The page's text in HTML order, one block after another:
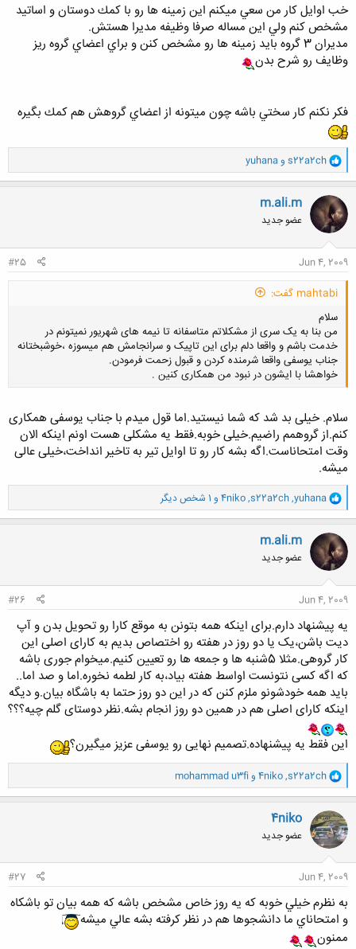
خب اوايل كار من سعي ميكنم اين زمينه ها رو با كمك دوستان و اساتيد
مشخص كنم ولي اين مساله صرفا وظيفه مديرا هستش.
مديران 3 گروه بايد زمينه ها رو مشخص كنن و براي اعضاي گروه ريز
وظايف رو شرح بدن
فكر نكنم كار سختي باشه چون ميتونه از اعضاي گروهش هم كمك بگيره
و
ا
ک
ن
ش
ه
ا
s22a2ch وyuhana
m.ali.m
عضو جدید
Jun 4, 2009
#25
mahtabi گفت:
سلام
من بنا به یک سری از مشکلاتم متاسفانه تا نیمه های شهریور نمیتونم در
خدمت باشم و واقعا دلم برای این تاپیک و سرانجامش هم میسوزه ،خوشبختانه
جناب یوسفی واقعا شرمنده کردن و قبول زحمت فرمودن.
خواهشا با ایشون در نبود من همکاری کنین .
کلیک کنید تا باز شود...
سلام. خیلی بد شد که شما نیستید.اما قول میدم با جناب یوسفی همکاری
کنم.از گروهمم راضیم.خیلی خوبه.فقط یه مشکلی هست اونم اینکه الان
وقت امتحاناست.اگه بشه کار رو تا اوایل تیر به تاخیر انداخت،خیلی عالی
میشه.
و
ا
ک
ن
ش
ه
ا
yuhana
,
s22a2ch
,
4niko و 1 شخص دیگر
m.ali.m
عضو جدید
Jun 4, 2009
#26
یه پیشنهاد دارم.برای اینکه همه بتونن به موقع کارا رو تحویل بدن و آپ
دیت باشن،یک یا دو روز در هفته رو اختصاص بدیم به کارای اصلی این
کار گروهی.مثلا 5شنبه ها و جمعه ها رو تعیین کنیم.میخوام جوری باشه
که اگه کسی نتونست اواسط هفته بیاد،به کار لطمه نخوره.اما و صد اما..
باید همه خودشونو ملزم کنن که در این دو روز حتما به باشگاه بیان.و دیگه
اینکه کارای اصلی هم در همین دو روز انجام بشه.نظر دوستای گلم چیه؟؟؟
این فقط یه پیشنهاده.تصمیم نهایی رو یوسفی عزیز میگیرن؟
و
ا
ک
ن
ش
ه
ا
s22a2ch
,
4niko و mohammad u3fi
4niko
عضو جدید
Jun 4, 2009
#27
به نظرم خيلي خوبه كه يه روز خاص مشخص باشه كه همه بيان تو باشكاه
و امتحاناي ما دانشجوها هم در نظر كرفته بشه عالي ميشه
ممنون